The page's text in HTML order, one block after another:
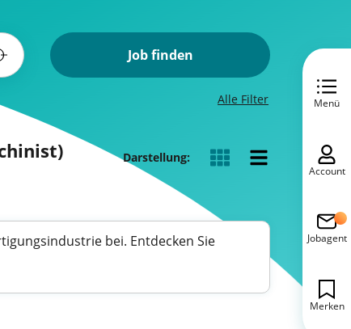
Job finden
Alle Filter
Darstellung:
bei. Entdecken Sie
Menü
Account
Jobagent
Merken